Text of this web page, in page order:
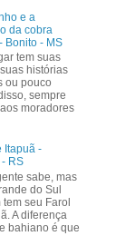
e a
da cobra
Bonito - MS
tem suas
histórias
ou pouco
sempre
moradores
Itapuã -
RS
sabe, mas
do Sul
tem seu Farol
A diferença
bahiano é que